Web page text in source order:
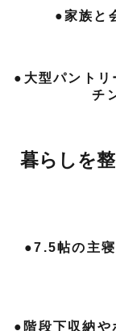
●家族と
●大型パントリ
チ
暮らしを
●7.5帖の主
●階段下収納や